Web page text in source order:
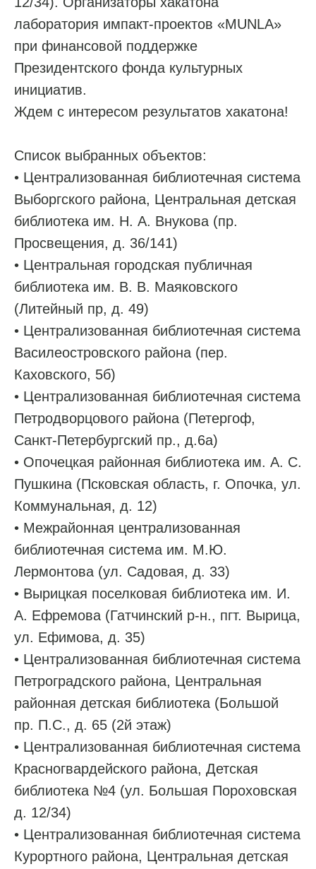
лаборатория импакт-проектов «MUNLA»
при финансовой поддержке
Президентского фонда культурных
инициатив.
Ждем с интересом результатов хакатона!
Список выбранных объектов:
• Централизованная библиотечная система
Выборгского района, Центральная детская
библиотека им. Н. А. Внукова (пр.
Просвещения, д. 36/141)
• Центральная городская публичная
библиотека им. В. В. Маяковского
(Литейный пр, д. 49)
• Централизованная библиотечная система
Василеостровского района (пер.
Каховского, 5б)
• Централизованная библиотечная система
Петродворцового района (Петергоф,
Санкт-Петербургский пр., д.6а)
• Опочецкая районная библиотека им. А. С.
Пушкина (Псковская область, г. Опочка, ул.
Коммунальная, д. 12)
• Межрайонная централизованная
библиотечная система им. М.Ю.
Лермонтова (ул. Садовая, д. 33)
• Вырицкая поселковая библиотека им. И.
А. Ефремова (Гатчинский р-н., пгт. Вырица,
ул. Ефимова, д. 35)
• Централизованная библиотечная система
Петроградского района, Центральная
районная детская библиотека (Большой
пр. П.С., д. 65 (2й этаж)
• Централизованная библиотечная система
Красногвардейского района, Детская
библиотека №4 (ул. Большая Пороховская
д. 12/34)
• Централизованная библиотечная система
Курортного района, Центральная детская